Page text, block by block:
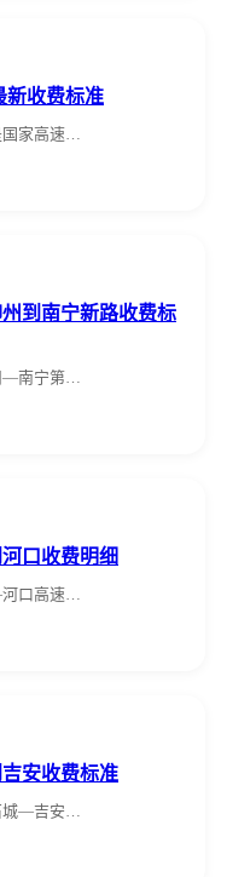
新收费标准
国家高速…
到南宁新路收费标
—南宁第…
口收费明细
河口高速…
安收费标准
城—吉安…